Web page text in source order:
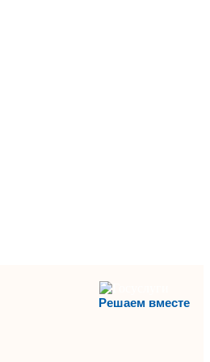
Решаем вместе